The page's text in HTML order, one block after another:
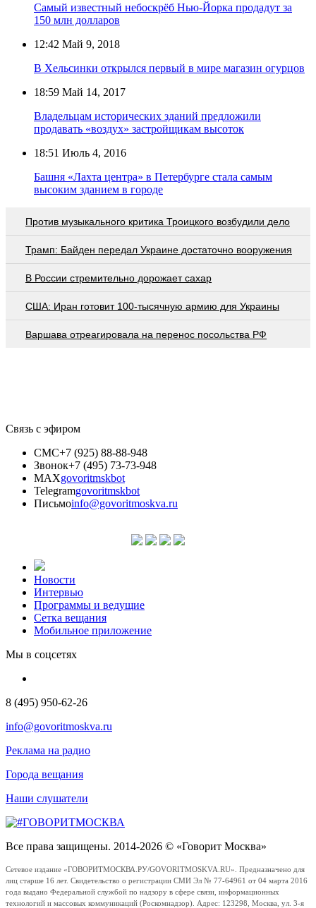
Самый известный небоскрёб Нью-Йорка продадут за
150 млн долларов
12:42 Май 9, 2018
В Хельсинки открылся первый в мире магазин огурцов
18:59 Май 14, 2017
Владельцам исторических зданий предложили
продавать «воздух» застройщикам высоток
18:51 Июль 4, 2016
Башня «Лахта центра» в Петербурге стала самым
высоким зданием в городе
Против музыкального критика Троицкого возбудили дело
Трамп: Байден передал Украине достаточно вооружения
В России стремительно дорожает сахар
США: Иран готовит 100-тысячную армию для Украины
Варшава отреагировала на перенос посольства РФ
Связь с эфиром
СМС+7 (925) 88-88-948
Звонок+7 (495) 73-73-948
MAXgovoritmskbot
Telegramgovoritmskbot
Письмоinfo@govoritmoskva.ru
Новости
Интервью
Программы и ведущие
Сетка вещания
Мобильное приложение
Мы в соцсетях
8 (495) 950-62-26
info@govoritmoskva.ru
Реклама на радио
Города вещания
Наши слушатели
Все права защищены. 2014-2026 © «Говорит Москва»
Сетевое издание «ГОВОРИТМОСКВА.РУ/GOVORITMOSKVA.RU». Предназначено для
лиц старше 16 лет. Свидетельство о регистрации СМИ Эл № 77-64961 от 04 марта 2016
года выдано Федеральной службой по надзору в сфере связи, информационных
технологий и массовых коммуникаций (Роскомнадзор). Адрес: 123298, Москва, ул. 3-я